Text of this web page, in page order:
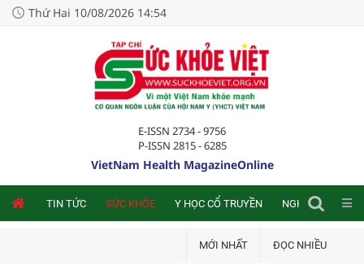
Thứ Hai 10/08/2026 14:54
E-ISSN 2734 - 9756
P-ISSN 2815 - 6285
VietNam Health MagazineOnline
TIN TỨC SỨC KHỎE Y HỌC CỔ TRUYỀN NGHIÊN CỨU
MỚI NHẤT ĐỌC NHIỀU